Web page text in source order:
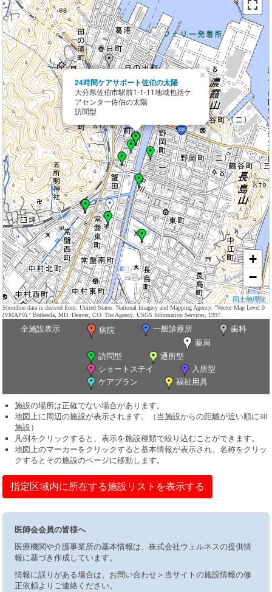
24時間ケアサポート佐伯の太陽
大分県佐伯市駅前1-1-11地域包括ケ
アセンター佐伯の太陽
訪問型
×
+
−
国土地理院
Shoreline data is derived from: United States. National Imagery and Mapping Agency. "Vector Map Level 0
(VMAP0)." Bethesda, MD: Denver, CO: The Agency; USGS Information Services, 1997.
全施設表示 病院 一般診療所
歯科
薬局
訪問型
通所型
ショートステイ
入所型
ケアプラン
福祉用具
施設の場所は正確でない場合があります。
地図上に周辺の施設が表示されます。（当施設からの距離が近い順に30
施設）
凡例をクリックすると、表示を施設種類で絞り込むことができます。
地図上のマーカーをクリックすると基本情報が表示され、名称をクリッ
クするとその施設のページに移動します。
指定区域内に所在する施設リストを表示する
医師会会員の皆様へ
医療機関や介護事業所の基本情報は、株式会社ウェルネスの提供情
報に基づき作成しています。
情報に誤りがある場合は、お問い合わせ＞当サイトの施設情報の修
正依頼よりご連絡ください。